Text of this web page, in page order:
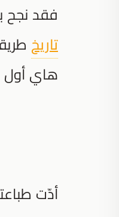
فقد نجح
تاريخ
هاي أول
أدّت